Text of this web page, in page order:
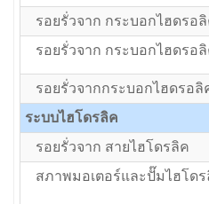
รอยรั่วจาก กระบอกไฮดรอ
รอยรั่วจาก กระบอกไฮดรอ
รอยรั่วจากกระบอกไฮดรอลิ
ระบบไฮโดรลิค
รอยรั่วจาก สายไฮโดรลิค
สภาพมอเตอร์และปั๊มไฮโด